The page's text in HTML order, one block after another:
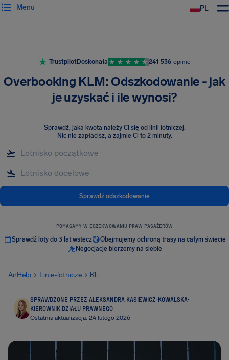
PL
Menu
TrustpilotDoskonała 241 536 opinie
Overbooking KLM: Odszkodowanie - jak
je uzyskać i ile wynosi?
Sprawdź, jaka kwota należy Ci się od linii lotniczej.
Nic nie zapłacisz, a zajmie Ci to 2 minuty.
Sprawdź odszkodowanie
POMAGAMY W EGZEKWOWANIU PRAW PASAŻERÓW
Sprawdź loty do 3 lat wstecz
Obejmujemy ochroną trasy na całym świecie
Negocjacje bierzemy na siebie
AirHelp Linie-lotnicze KL
SPRAWDZONE PRZEZ ALEKSANDRA KASIEWICZ-KOWALSKA·
KIEROWNIK DZIAŁU PRAWNEGO
Ostatnia aktualizacja: 24 lutego 2026